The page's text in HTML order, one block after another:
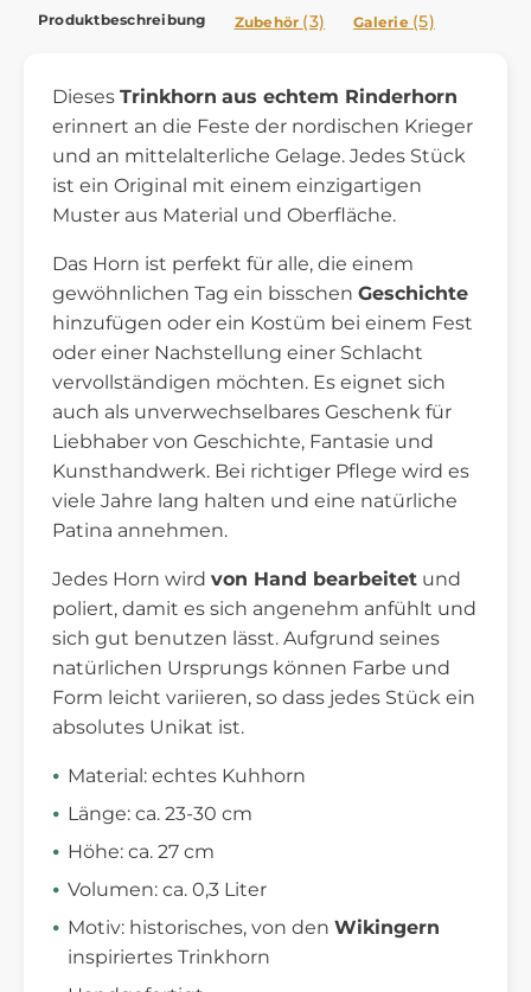
Produktbeschreibung Zubehör (3) Galerie (5)
Dieses Trinkhorn aus echtem Rinderhorn
erinnert an die Feste der nordischen Krieger
und an mittelalterliche Gelage. Jedes Stück
ist ein Original mit einem einzigartigen
Muster aus Material und Oberfläche.
Das Horn ist perfekt für alle, die einem
gewöhnlichen Tag ein bisschen Geschichte
hinzufügen oder ein Kostüm bei einem Fest
oder einer Nachstellung einer Schlacht
vervollständigen möchten. Es eignet sich
auch als unverwechselbares Geschenk für
Liebhaber von Geschichte, Fantasie und
Kunsthandwerk. Bei richtiger Pflege wird es
viele Jahre lang halten und eine natürliche
Patina annehmen.
Jedes Horn wird von Hand bearbeitet und
poliert, damit es sich angenehm anfühlt und
sich gut benutzen lässt. Aufgrund seines
natürlichen Ursprungs können Farbe und
Form leicht variieren, so dass jedes Stück ein
absolutes Unikat ist.
Material: echtes Kuhhorn
Länge: ca. 23-30 cm
Höhe: ca. 27 cm
Volumen: ca. 0,3 Liter
Motiv: historisches, von den Wikingern
inspiriertes Trinkhorn